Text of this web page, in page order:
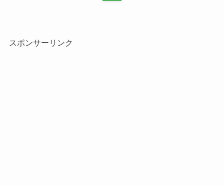
スポンサーリンク